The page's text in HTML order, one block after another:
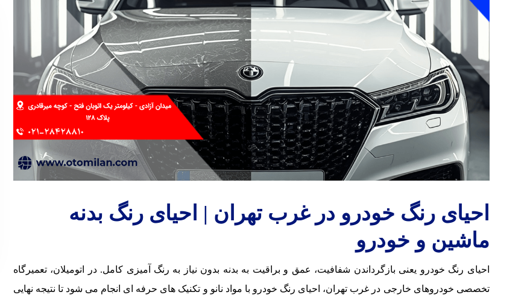
احیای رنگ خودرو در غرب تهران | احیای رنگ بدنه
ماشین و خودرو
احیای رنگ خودرو یعنی بازگرداندن شفافیت، عمق و براقیت به بدنه بدون نیاز به رنگ آمیزی کامل. در اتومیلان، تعمیرگاه
تخصصی خودروهای خارجی در غرب تهران، احیای رنگ خودرو با مواد نانو و تکنیک های حرفه ای انجام می شود تا نتیجه نهایی